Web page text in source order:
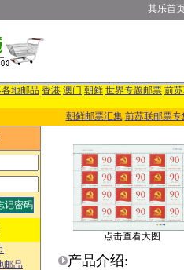
其乐首
地邮品 香港 澳门 朝鲜 世界专题邮票 前
朝鲜邮票汇集 前苏联邮票专
邮品
点击查看大图
产品介绍: